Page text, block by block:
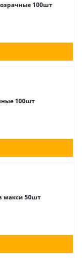
100шт
100шт
макси 50шт